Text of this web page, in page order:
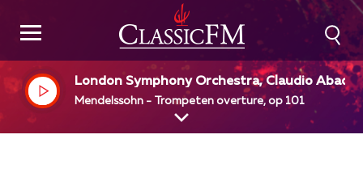
London Symphony Orchestra, Claudio Abado,
ir
Mendelssohn - Trompeten overture, op 101